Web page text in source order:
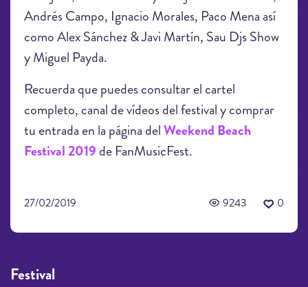
Andrés Campo, Ignacio Morales, Paco Mena así
como Alex Sánchez & Javi Martín, Sau Djs Show
y Miguel Payda.
Recuerda que puedes consultar el cartel
completo, canal de vídeos del festival y comprar
tu entrada en la página delWeekend Beach
Festival 2019 de FanMusicFest.
27/02/2019 9243 0
Festival